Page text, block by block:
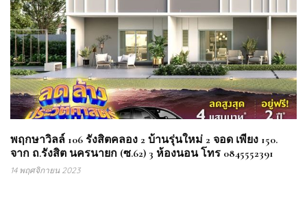
พฤกษาวิลล์ 106 รังสิตคลอง 2 บ้านรุ่นใหม่ 2 จอด เพียง 150.
จาก ถ.รังสิต นครนายก (ซ.62) 3 ห้องนอน โทร 0845552391
14 พฤศจิกายน 2023